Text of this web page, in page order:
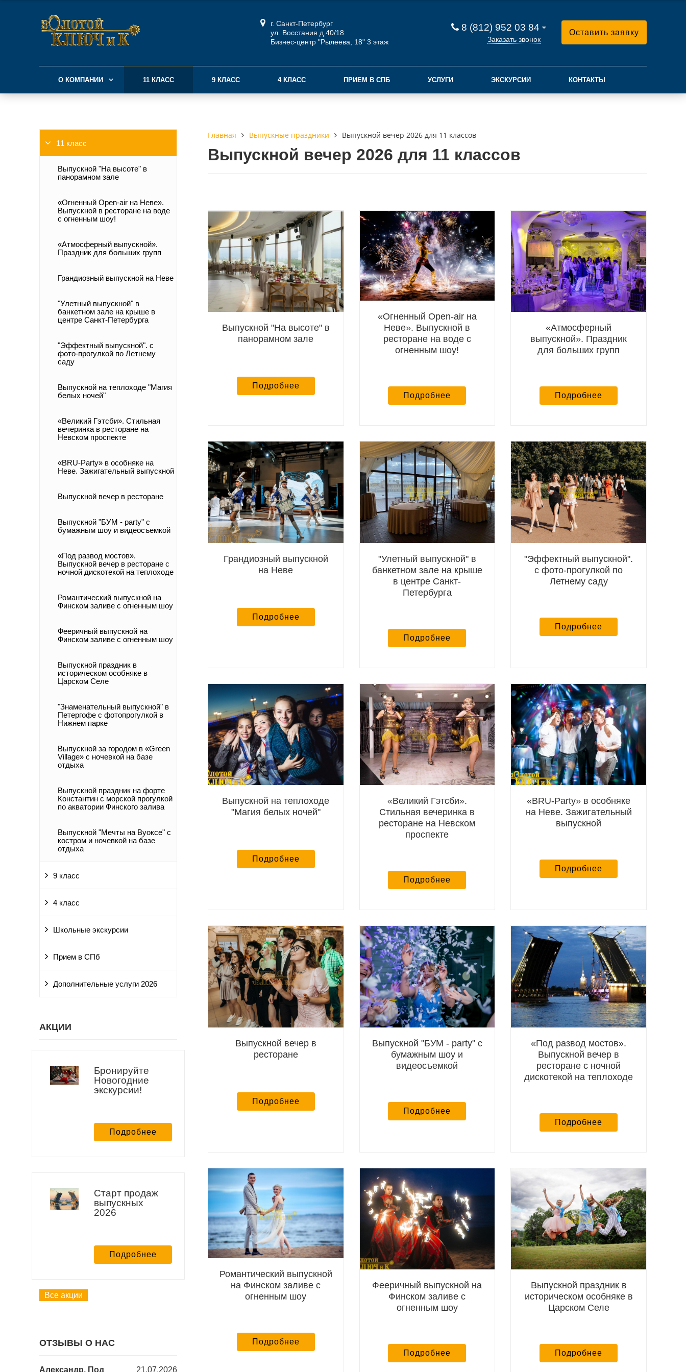
г. Санкт-Петербург
ул. Восстания д.40/18
Бизнес-центр "Рылеева, 18" 3 этаж
8 (812) 952 03 84
Заказать звонок
Оставить заявку
О КОМПАНИИ 11 КЛАСС 9 КЛАСС 4 КЛАСС ПРИЕМ В СПБ УСЛУГИ ЭКСКУРСИИ КОНТАКТЫ
11 класс
Выпускной "На высоте" в
панорамном зале
«Огненный Open-air на Неве».
Выпускной в ресторане на воде
с огненным шоу!
«Атмосферный выпускной».
Праздник для больших групп
Грандиозный выпускной на Неве
"Улетный выпускной" в
банкетном зале на крыше в
центре Санкт-Петербурга
"Эффектный выпускной". с
фото-прогулкой по Летнему
саду
Выпускной на теплоходе "Магия
белых ночей"
«Великий Гэтсби». Стильная
вечеринка в ресторане на
Невском проспекте
«BRU-Party» в особняке на
Неве. Зажигательный выпускной
Выпускной вечер в ресторане
Выпускной "БУМ - party" с
бумажным шоу и видеосъемкой
«Под развод мостов».
Выпускной вечер в ресторане с
ночной дискотекой на теплоходе
Романтический выпускной на
Финском заливе с огненным шоу
Фееричный выпускной на
Финском заливе с огненным шоу
Выпускной праздник в
историческом особняке в
Царском Селе
"Знаменательный выпускной" в
Петергофе с фотопрогулкой в
Нижнем парке
Выпускной за городом в «Green
Village» c ночевкой на базе
отдыха
Выпускной праздник на форте
Константин с морской прогулкой
по акватории Финского залива
Выпускной "Мечты на Вуоксе" с
костром и ночевкой на базе
отдыха
9 класс
4 класс
Школьные экскурсии
Прием в СПб
Дополнительные услуги 2026
АКЦИИ
Бронируйте
Новогодние
экскурсии!
Подробнее
Старт продаж
выпускных
2026
Подробнее
Все акции
ОТЗЫВЫ О НАС
Александр, Под
21.07.2026
Главная Выпускные праздники Выпускной вечер 2026 для 11 классов
Выпускной вечер 2026 для 11 классов
Выпускной "На высоте" в
панорамном зале
Подробнее
«Огненный Open-air на
Неве». Выпускной в
ресторане на воде с
огненным шоу!
Подробнее
«Атмосферный
выпускной». Праздник
для больших групп
Подробнее
Грандиозный выпускной
на Неве
Подробнее
"Улетный выпускной" в
банкетном зале на крыше
в центре Санкт-
Петербурга
Подробнее
"Эффектный выпускной".
с фото-прогулкой по
Летнему саду
Подробнее
Выпускной на теплоходе
"Магия белых ночей"
Подробнее
«Великий Гэтсби».
Стильная вечеринка в
ресторане на Невском
проспекте
Подробнее
«BRU-Party» в особняке
на Неве. Зажигательный
выпускной
Подробнее
Выпускной вечер в
ресторане
Подробнее
Выпускной "БУМ - party" с
бумажным шоу и
видеосъемкой
Подробнее
«Под развод мостов».
Выпускной вечер в
ресторане с ночной
дискотекой на теплоходе
Подробнее
Романтический выпускной
на Финском заливе с
огненным шоу
Подробнее
Фееричный выпускной на
Финском заливе с
огненным шоу
Подробнее
Выпускной праздник в
историческом особняке в
Царском Селе
Подробнее